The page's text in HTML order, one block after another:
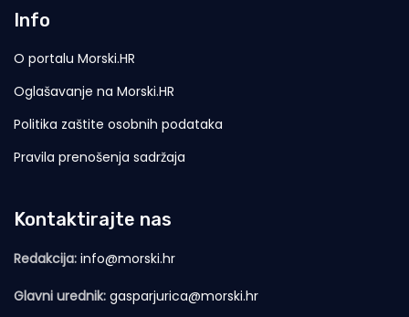
Info
O portalu Morski.HR
Oglašavanje na Morski.HR
Politika zaštite osobnih podataka
Pravila prenošenja sadržaja
Kontaktirajte nas
Redakcija: info@morski.hr
Glavni urednik: gasparjurica@morski.hr